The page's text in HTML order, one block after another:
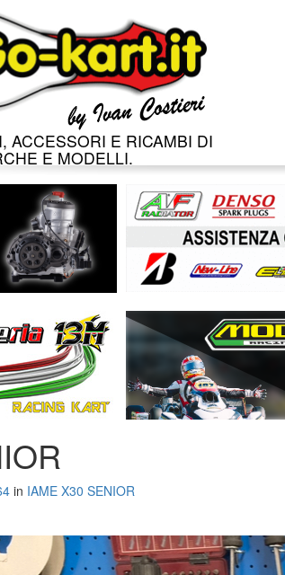
ACCESSORI E RICAMBI DI
E MODELLI.
in IAME X30 SENIOR